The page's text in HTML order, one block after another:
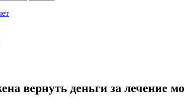
вернуть деньги за лечение